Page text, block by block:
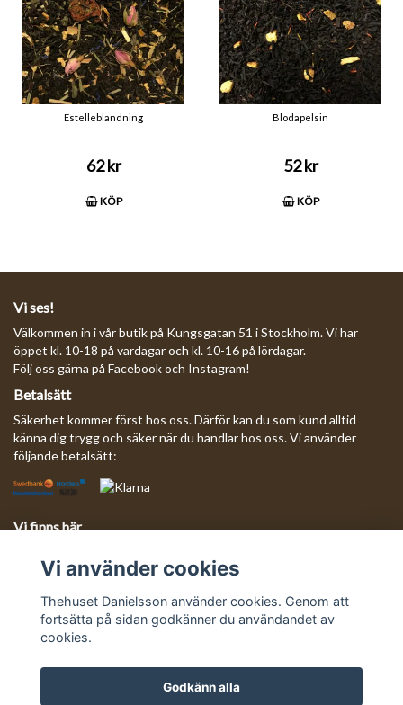
Estelleblandning
62 kr
KÖP
Blodapelsin
52 kr
KÖP
Vi ses!
Välkommen in i vår butik på Kungsgatan 51 i Stockholm. Vi har
öppet kl. 10-18 på vardagar och kl. 10-16 på lördagar.
Följ oss gärna på Facebook och Instagram!
Betalsätt
Säkerhet kommer först hos oss. Därför kan du som kund alltid
känna dig trygg och säker när du handlar hos oss. Vi använder
följande betalsätt:
Vi finns här
Mejla oss så svarar vi så fort vi kan!
Vi använder cookies
Thehuset Danielsson använder cookies. Genom att
fortsätta på sidan godkänner du användandet av
cookies.
Godkänn alla